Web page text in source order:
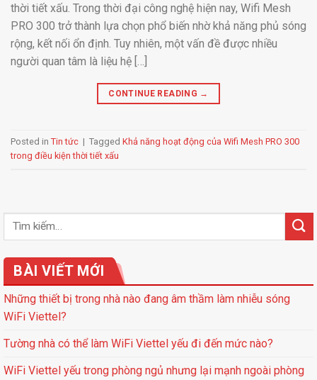
thời tiết xấu. Trong thời đại công nghệ hiện nay, Wifi Mesh
PRO 300 trở thành lựa chọn phổ biến nhờ khả năng phủ sóng
rộng, kết nối ổn định. Tuy nhiên, một vấn đề được nhiều
người quan tâm là liệu hệ […]
CONTINUE READING →
Posted in Tin tức | Tagged Khả năng hoạt động của Wifi Mesh PRO 300
trong điều kiện thời tiết xấu
BÀI VIẾT MỚI
Những thiết bị trong nhà nào đang âm thầm làm nhiễu sóng
WiFi Viettel?
Tường nhà có thể làm WiFi Viettel yếu đi đến mức nào?
WiFi Viettel yếu trong phòng ngủ nhưng lại mạnh ngoài phòng